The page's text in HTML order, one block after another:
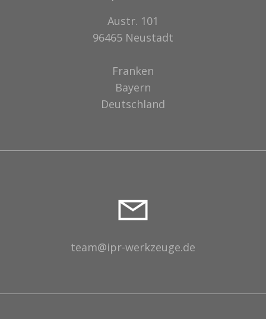
Austr. 101
96465 Neustadt
Franken
Bayern
Deutschland
team@ipr-werkzeuge.de